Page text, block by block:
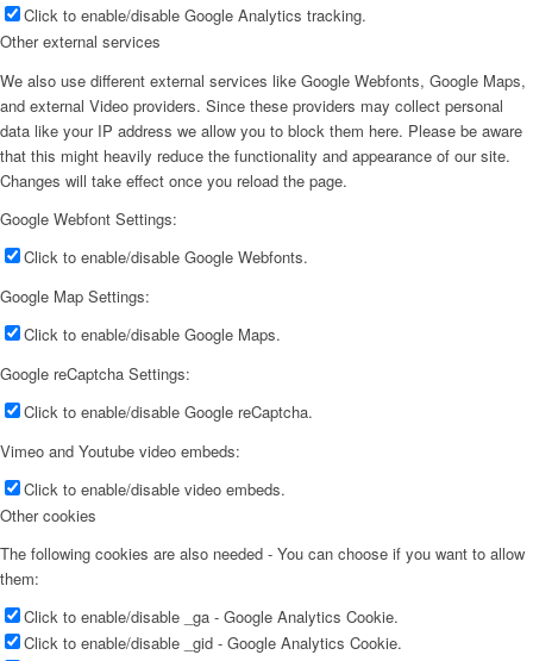
Click to enable/disable Google Analytics tracking.
Other external services
We also use different external services like Google Webfonts, Google Maps,
and external Video providers. Since these providers may collect personal
data like your IP address we allow you to block them here. Please be aware
that this might heavily reduce the functionality and appearance of our site.
Changes will take effect once you reload the page.
Google Webfont Settings:
Click to enable/disable Google Webfonts.
Google Map Settings:
Click to enable/disable Google Maps.
Google reCaptcha Settings:
Click to enable/disable Google reCaptcha.
Vimeo and Youtube video embeds:
Click to enable/disable video embeds.
Other cookies
The following cookies are also needed - You can choose if you want to allow
them:
Click to enable/disable _ga - Google Analytics Cookie.
Click to enable/disable _gid - Google Analytics Cookie.